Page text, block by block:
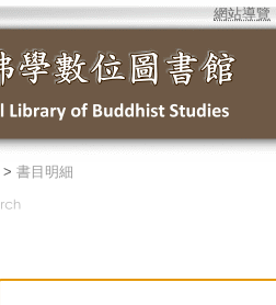
網站導覽
> 書目明細